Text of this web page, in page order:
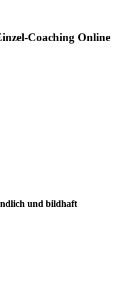
Coaching Online
und bildhaft